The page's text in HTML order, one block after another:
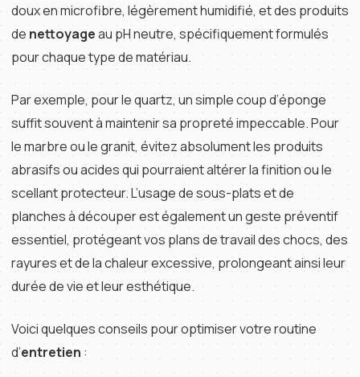
doux en microfibre, légèrement humidifié, et des produits
de nettoyageau pH neutre, spécifiquement formulés
pour chaque type de matériau.
Par exemple, pour le quartz, un simple coup d’éponge
suffit souvent à maintenir sa propreté impeccable. Pour
le marbre ou le granit, évitez absolument les produits
abrasifs ou acides qui pourraient altérer la finition ou le
scellant protecteur. L’usage de sous-plats et de
planches à découper est également un geste préventif
essentiel, protégeant vos plans de travail des chocs, des
rayures et de la chaleur excessive, prolongeant ainsi leur
durée de vie et leur esthétique.
Voici quelques conseils pour optimiser votre routine
d’entretien :